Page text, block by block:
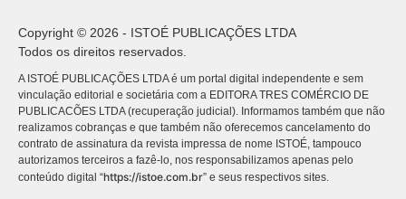
Copyright © 2026 - ISTOÉ PUBLICAÇÕES LTDA
Todos os direitos reservados.
A ISTOÉ PUBLICAÇÕES LTDA é um portal digital independente e sem
vinculação editorial e societária com a EDITORA TRES COMÉRCIO DE
PUBLICACÕES LTDA (recuperação judicial). Informamos também que não
realizamos cobranças e que também não oferecemos cancelamento do
contrato de assinatura da revista impressa de nome ISTOÉ, tampouco
autorizamos terceiros a fazê-lo, nos responsabilizamos apenas pelo
conteúdo digital “https://istoe.com.br” e seus respectivos sites.